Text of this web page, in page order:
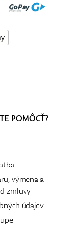
POMÔCŤ?
výmena a
zmluvy
údajov